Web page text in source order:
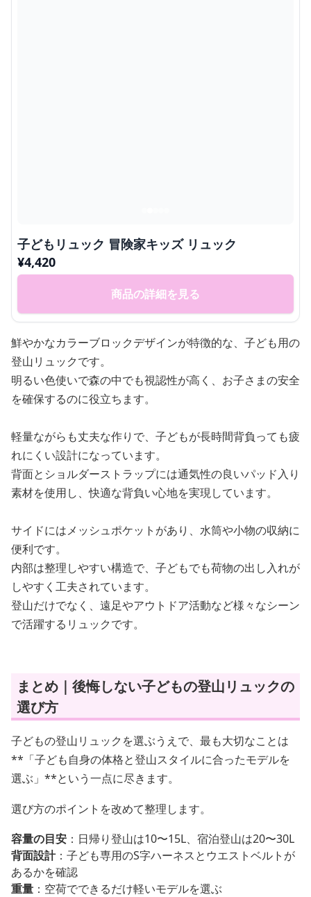
子どもリュック 冒険家キッズ リュック
¥4,420
商品の詳細を見る
鮮やかなカラーブロックデザインが特徴的な、子ども用の
登山リュックです。
明るい色使いで森の中でも視認性が高く、お子さまの安全
を確保するのに役立ちます。
軽量ながらも丈夫な作りで、子どもが長時間背負っても疲
れにくい設計になっています。
背面とショルダーストラップには通気性の良いパッド入り
素材を使用し、快適な背負い心地を実現しています。
サイドにはメッシュポケットがあり、水筒や小物の収納に
便利です。
内部は整理しやすい構造で、子どもでも荷物の出し入れが
しやすく工夫されています。
登山だけでなく、遠足やアウトドア活動など様々なシーン
で活躍するリュックです。
まとめ｜後悔しない子どもの登山リュックの
選び方
子どもの登山リュックを選ぶうえで、最も大切なことは
**「子ども自身の体格と登山スタイルに合ったモデルを
選ぶ」**という一点に尽きます。
選び方のポイントを改めて整理します。
容量の目安 ：日帰り登山は10〜15L、宿泊登山は20〜30L
背面設計：子ども専用のS字ハーネスとウエストベルトが
あるかを確認
重量 ：空荷でできるだけ軽いモデルを選ぶ